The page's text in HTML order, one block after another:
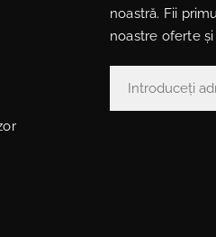
noastră. Fii
noastre oferte